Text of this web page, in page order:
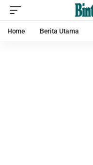
Home Berita Utama